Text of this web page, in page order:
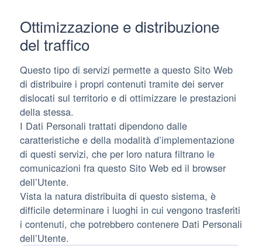
Ottimizzazione e distribuzione
del traffico
Questo tipo di servizi permette a questo Sito Web
di distribuire i propri contenuti tramite dei server
dislocati sul territorio e di ottimizzare le prestazioni
della stessa.
I Dati Personali trattati dipendono dalle
caratteristiche e della modalità d’implementazione
di questi servizi, che per loro natura filtrano le
comunicazioni fra questo Sito Web ed il browser
dell’Utente.
Vista la natura distribuita di questo sistema, è
difficile determinare i luoghi in cui vengono trasferiti
i contenuti, che potrebbero contenere Dati Personali
dell’Utente.